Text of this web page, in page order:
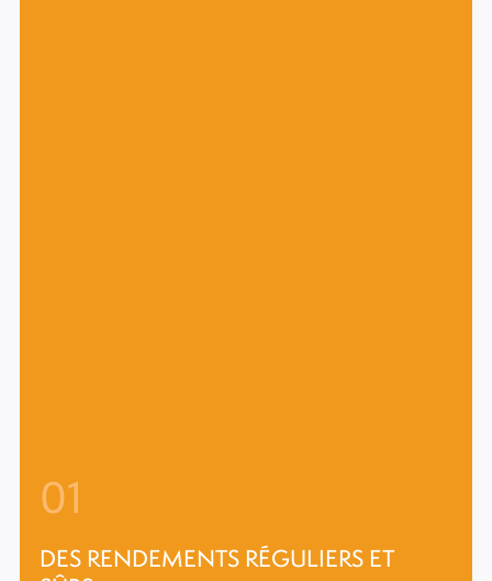
01
DES RENDEMENTS RÉGULIERS ET